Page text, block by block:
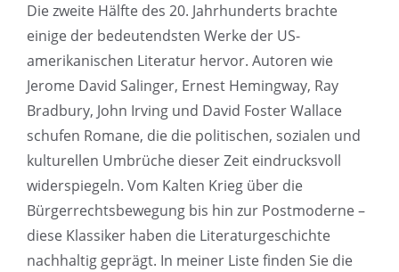
Die zweite Hälfte des 20. Jahrhunderts brachte
einige der bedeutendsten Werke der US-
amerikanischen Literatur hervor. Autoren wie
Jerome David Salinger, Ernest Hemingway, Ray
Bradbury, John Irving und David Foster Wallace
schufen Romane, die die politischen, sozialen und
kulturellen Umbrüche dieser Zeit eindrucksvoll
widerspiegeln. Vom Kalten Krieg über die
Bürgerrechtsbewegung bis hin zur Postmoderne –
diese Klassiker haben die Literaturgeschichte
nachhaltig geprägt. In meiner Liste finden Sie die